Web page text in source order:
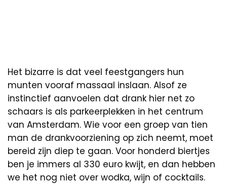
Het bizarre is dat veel feestgangers hun
munten vooraf massaal inslaan. Alsof ze
instinctief aanvoelen dat drank hier net zo
schaars is als parkeerplekken in het centrum
van Amsterdam. Wie voor een groep van tien
man de drankvoorziening op zich neemt, moet
bereid zijn diep te gaan. Voor honderd biertjes
ben je immers al 330 euro kwijt, en dan hebben
we het nog niet over wodka, wijn of cocktails.